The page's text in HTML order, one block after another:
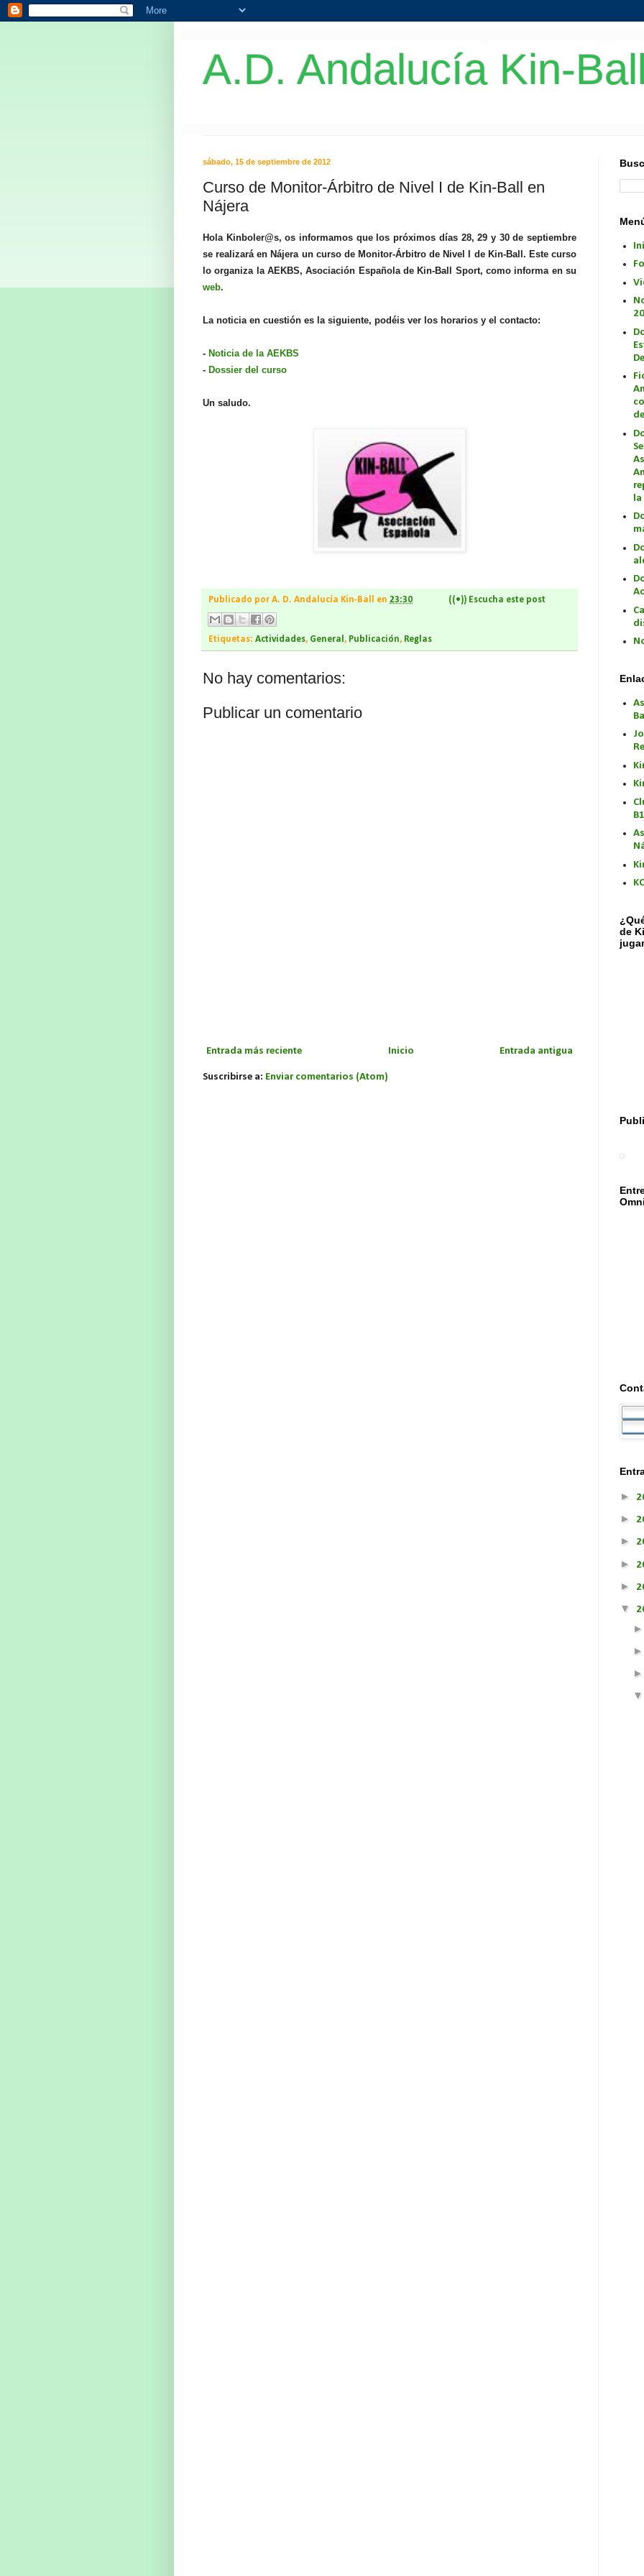
A.D. Andalucía Kin-
sábado, 15 de septiembre de 2012
Curso de Monitor-Árbitro de Nivel I de Kin-Ball en
Nájera
Hola Kinboler@s, os informamos que los próximos días 28, 29 y 30 de septiembre
se realizará en Nájera un curso de Monitor-Árbitro de Nivel I de Kin-Ball. Este curso
lo organiza la AEKBS, Asociación Española de Kin-Ball Sport, como informa en su
web.
La noticia en cuestión es la siguiente, podéis ver los horarios y el contacto:
- Noticia de la AEKBS
- Dossier del curso
Un saludo.
Publicado por A. D. Andalucía Kin-Ball en 23:30 ((•)) Escucha este post
Etiquetas: Actividades, General , Publicación, Reglas
No hay comentarios:
Publicar un comentario
Entrada más reciente Entrada antigua
Inicio
Suscribirse a: Enviar comentarios (Atom)
de
►
►
►
►
►
▼